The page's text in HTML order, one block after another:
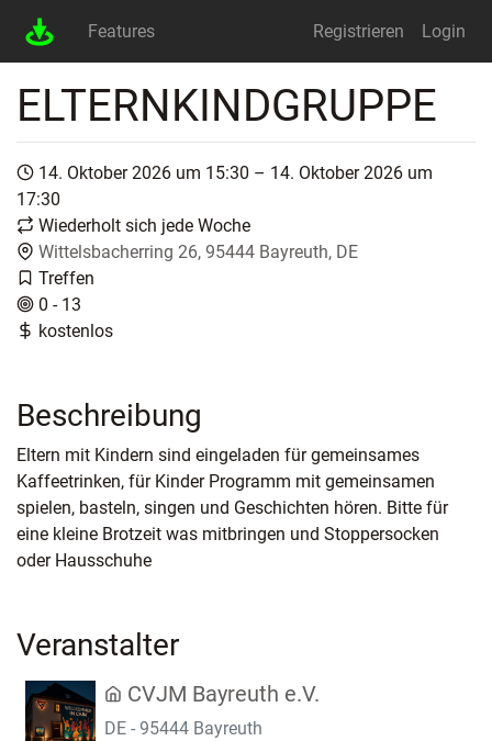
Features Registrieren Login
ELTERNKINDGRUPPE
14. Oktober 2026 um 15:30 – 14. Oktober 2026 um
17:30
Wiederholt sich jede Woche
Wittelsbacherring 26, 95444 Bayreuth, DE
Treffen
0 - 13
kostenlos
Beschreibung
Eltern mit Kindern sind eingeladen für gemeinsames
Kaffeetrinken, für Kinder Programm mit gemeinsamen
spielen, basteln, singen und Geschichten hören. Bitte für
eine kleine Brotzeit was mitbringen und Stoppersocken
oder Hausschuhe
Veranstalter
CVJM Bayreuth e.V.
DE - 95444 Bayreuth